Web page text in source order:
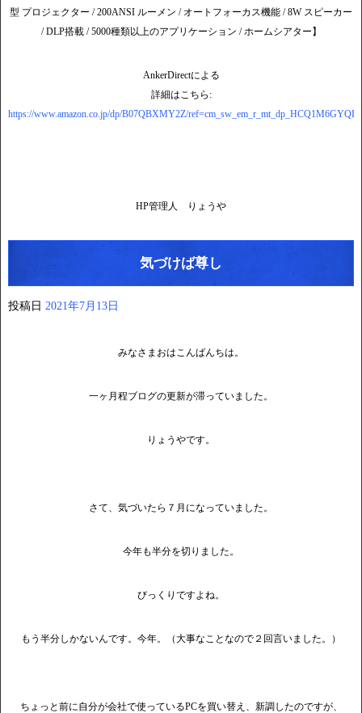
型 プロジェクター / 200ANSI ルーメン / オートフォーカス機能 / 8W スピーカー
/ DLP搭載 / 5000種類以上のアプリケーション / ホームシアター】
AnkerDirectによる
詳細はこちら:
https://www.amazon.co.jp/dp/B07QBXMY2Z/
HP管理人 りょうや
気づけば尊し
投稿日 2021年7月13日
みなさまおはこんばんちは。
一ヶ月程ブログの更新が滞っていました。
りょうやです。
さて、気づいたら７月になっていました。
今年も半分を切りました。
びっくりですよね。
もう半分しかないんです。今年。（大事なことなので２回言いました。）
ちょっと前に自分が会社で使っているPCを買い替え、新調したのですが、